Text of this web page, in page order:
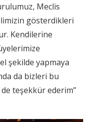
Meclis
gösterdikleri
Kendilerine
şekilde yapmaya
da bizleri bu
teşekkür ederim”